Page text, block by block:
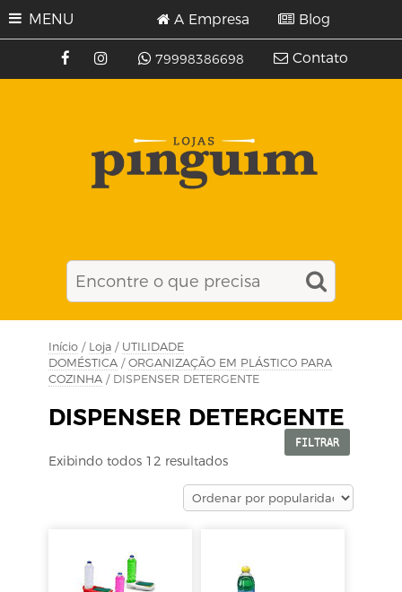
MENU
79998386698
A Empresa Blog
Contato
Início / Loja / UTILIDADE
DOMÉSTICA / ORGANIZAÇÃO EM PLÁSTICO PARA
COZINHA / DISPENSER DETERGENTE
DISPENSER DETERGENTE
FILTRAR
Exibindo todos 12 resultados